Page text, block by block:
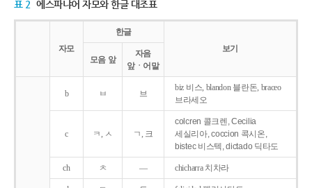
표 2 에스파냐어 자모와 한글 대조표
자모
한글
보기
모음 앞
자음
앞ㆍ어말
b ㅂ 브
biz 비스, blandon 블란돈, braceo
브라세오
c ㅋ, ㅅ ㄱ, 크
colcren 콜크렌, Cecilia
세실리아, coccion 콕시온,
bistec 비스텍, dictado 딕타도
ch ㅊ ― chicharra 치차라